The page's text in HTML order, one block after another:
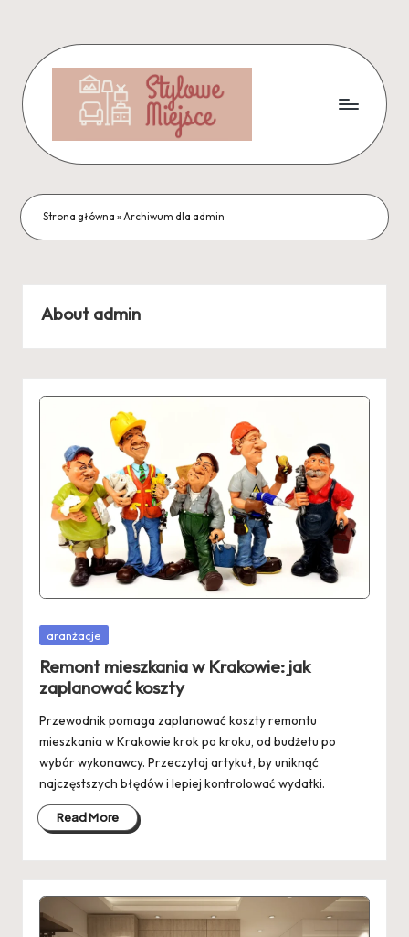
content
Strona główna »Archiwum dla admin
About admin
Posted
aranżacje
Remont mieszkania w Krakowie: jak
zaplanować koszty
Przewodnik pomaga zaplanować koszty remontu
mieszkania w Krakowie krok po kroku, od budżetu po
wybór wykonawcy. Przeczytaj artykuł, by uniknąć
najczęstszych błędów i lepiej kontrolować wydatki.
Read More